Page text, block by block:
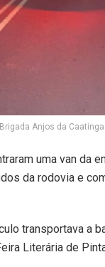
Anjos da Caatinga
uma van da
da rodovia e
transportava a
Literária de